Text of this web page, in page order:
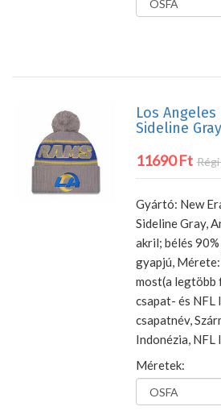
Los Angeles
Sideline
11690 Ft
Gyártó: New
Sideline Gray,
akril; bélés
gyapjú,
most(a legtöbb
csapat- és
csapatnév,
Indonézia, NFL
Méretek: